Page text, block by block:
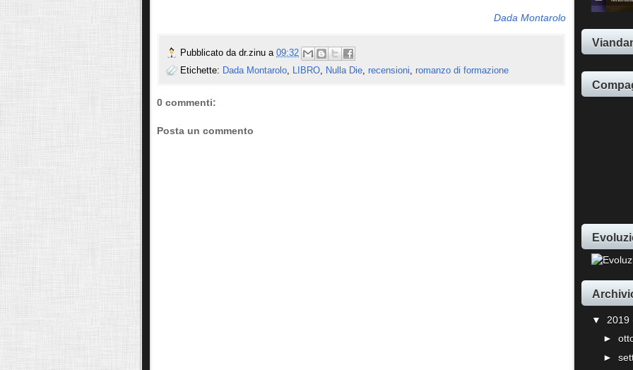
Dada Montarolo
Pubblicato da dr.zinu a 09:32
Etichette: Dada Montarolo, LIBRO, Nulla Die, recensioni, romanzo di formazione
0 commenti:
Posta un commento
▼ 2019
►
►